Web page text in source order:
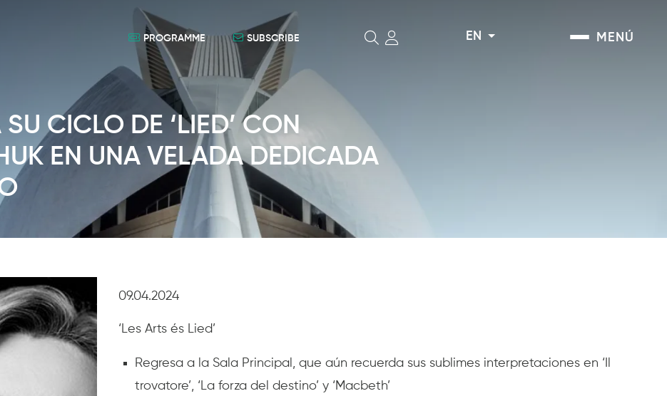
MENÚ
EN
SUBSCRIBE
PROGRAMME
CICLO DE ‘LIED’ CON
EN UNA VELADA DEDICADA
09.04.2024
‘Les Arts és Lied’
Regresa a la Sala Principal, que aún recuerda sus sublimes interpretaciones en ‘Il
trovatore’, ‘La forza del destino’ y ‘Macbeth’